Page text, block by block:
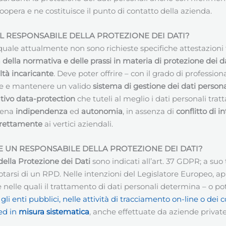
e ne costituisce il punto di contatto della azienda.
RESPONSABILE DELLA PROTEZIONE DEI DATI?
attualmente non sono richieste specifiche
normativa e delle prassi in materia di protezione dei
incaricante. Deve poter offrire – con il grado di
e mantenere un valido sistema di gestione dei dati
data-protection che tuteli al meglio i dati personali
indipendenza ed autonomia, in assenza di conflitto di
ai vertici aziendali.
RESPONSABILE DELLA PROTEZIONE DEI DATI?
Protezione dei Dati sono indicati all’art. 37 GDPR; a
di un RPD. Nelle intenzioni del Legislatore Europeo,
nelle quali il trattamento di dati personali determina – o
enti pubblici, nelle attività di tracciamento on-line o dei
in misura sistematica, anche effettuate da aziende